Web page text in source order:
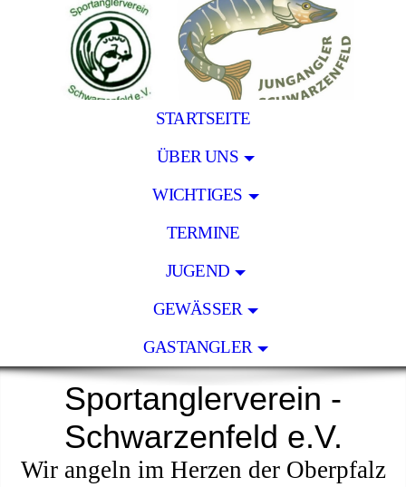
STARTSEITE
ÜBER UNS
WICHTIGES
TERMINE
JUGEND
GEWÄSSER
GASTANGLER
Sportanglerverein -
Schwarzenfeld e.V.
Wir angeln im Herzen der Oberpfalz